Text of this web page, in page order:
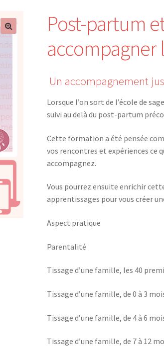
Post-partum
accompagner
Un accompagnement
Lorsque l’on sort de l’école de
suivi au delà du post-partum
Cette formation a été pensée
vos rencontres et expériences ce
accompagnez.
Vous pourrez ensuite enrichir
apprentissages pour vous créer
Aspect pratique
Parentalité
Tissage d’une famille, les 40
Tissage d’une famille, de 0 à 3
Tissage d’une famille, de 4 à 6
Tissage d’une famille, de 7 à 12